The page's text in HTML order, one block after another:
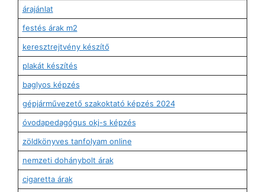
árajánlat
festés árak m2
keresztrejtvény készítő
plakát készítés
baglyos képzés
gépjárművezető szakoktató képzés 2024
óvodapedagógus okj-s képzés
zöldkönyves tanfolyam online
nemzeti dohánybolt árak
cigaretta árak